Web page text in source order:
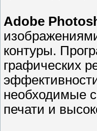
Adobe
контуры.
графических
необходимые
печати и